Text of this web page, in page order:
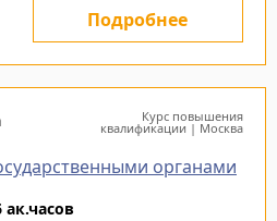
Подробнее
Курс повышения
квалификации | Москва
органами
ак.часов